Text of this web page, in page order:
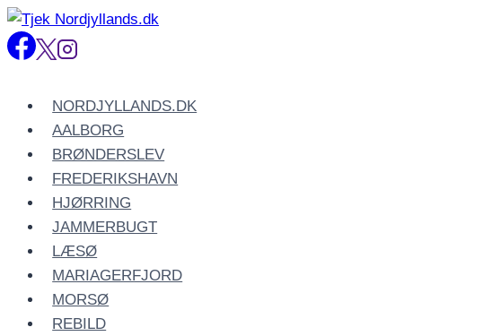
Fortsæt
til
NORDJYLLANDS.DK
AALBORG
BRØNDERSLEV
FREDERIKSHAVN
HJØRRING
JAMMERBUGT
LÆSØ
MARIAGERFJORD
MORSØ
REBILD